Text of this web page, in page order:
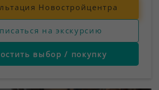
Новостройцентра
на экскурсию
выбор / покупку